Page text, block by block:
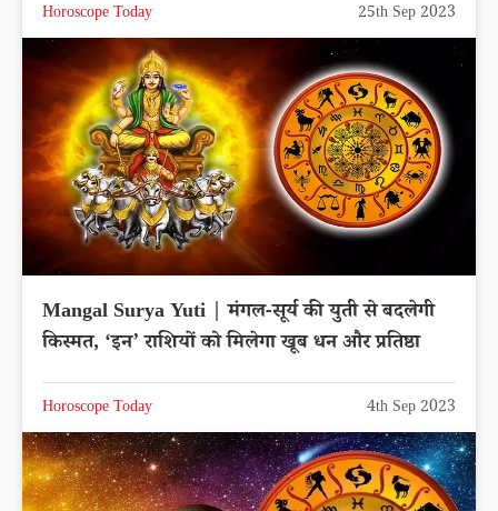
Horoscope Today 25th Sep 2023
Mangal Surya Yuti | मंगल-सूर्य की युती से बदलेगी
किस्मत, ‘इन’ राशियों को मिलेगा खूब धन और प्रतिष्ठा
Horoscope Today 4th Sep 2023